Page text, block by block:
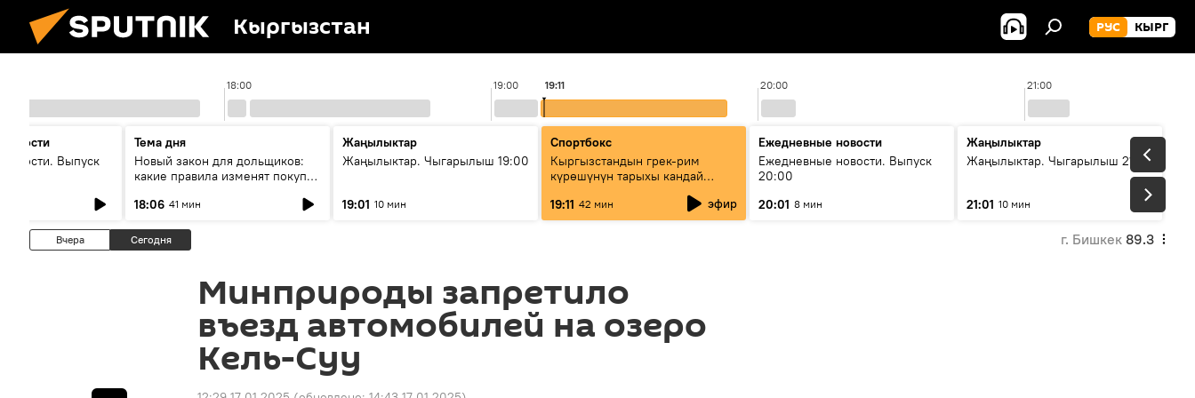
Кыргызстан РУС КЫРГ
18:00 19:00 20:00 21:00
19:11
Выпуск
Тема дня
Новый закон для дольщиков:
какие правила изменят покупку
18:06 41 мин
Жаңылыктар
Жаңылыктар. Чыгарылыш 19:00
19:01 10 мин
Спортбокс
Кыргызстандын грек-рим
күрөшүнүн тарыхы кандай
19:11 42 мин эфир
Ежедневные новости
Ежедневные новости. Выпуск
20:00
20:01 8 мин
Жаңылыктар
Жаңылыктар. Чыгарылыш 21:00
21:01 10 мин
Вчера Сегодня г. Бишкек 89.3
Минприроды запретило
въезд автомобилей на озеро
Кель-Суу